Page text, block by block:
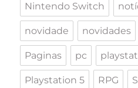
Nintendo Switch
novidade novidades
Paginas pc
Playstation 5 RPG